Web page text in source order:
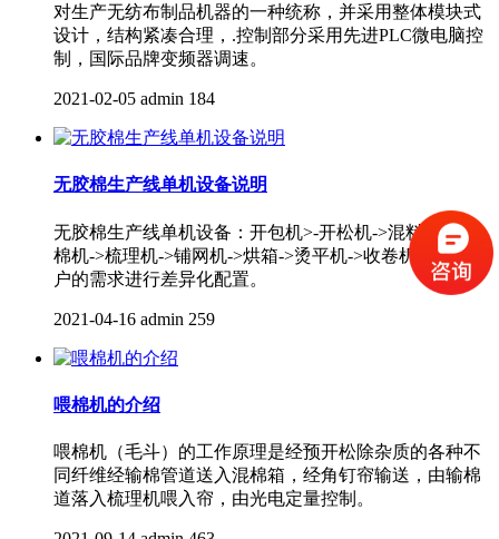
对生产无纺布制品机器的一种统称，并采用整体模块式
设计，结构紧凑合理，.控制部分采用先进PLC微电脑控
制，国际品牌变频器调速。
2021-02-05 admin 184
无胶棉生产线单机设备说明
无胶棉生产线单机设备：开包机>-开松机->混料机->给
棉机->梳理机->铺网机->烘箱->烫平机->收卷机。根据客
户的需求进行差异化配置。
2021-04-16 admin 259
喂棉机的介绍
喂棉机（毛斗）的工作原理是经预开松除杂质的各种不
同纤维经输棉管道送入混棉箱，经角钉帘输送，由输棉
道落入梳理机喂入帘，由光电定量控制。